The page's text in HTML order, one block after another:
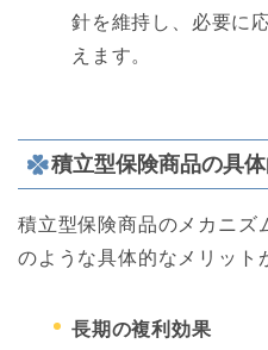
針を維持し、必要に
えます。
積立型保険商品の具
積立型保険商品のメカニズ
のような具体的なメリット
長期の複利効果